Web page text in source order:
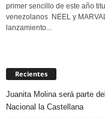
primer sencillo de este año
venezolanos NEEL y
lanzamiento...
Recientes
Juanita Molina será parte
Nacional la Castellana